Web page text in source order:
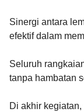
Sinergi antara
efektif dalam
Seluruh
tanpa hambatan
Di akhir